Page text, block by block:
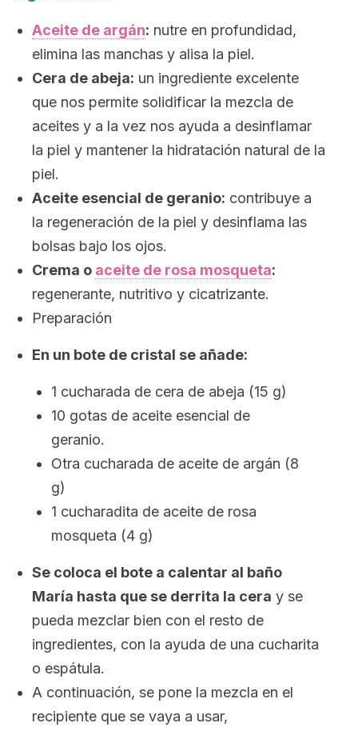
Aceite de argán: nutre en profundidad,
elimina las manchas y alisa la piel.
Cera de abeja: un ingrediente excelente
que nos permite solidificar la mezcla de
aceites y a la vez nos ayuda a desinflamar
la piel y mantener la hidratación natural de la
piel.
Aceite esencial de geranio: contribuye a
la regeneración de la piel y desinflama las
bolsas bajo los ojos.
Crema o aceite de rosa mosqueta:
regenerante, nutritivo y cicatrizante.
Preparación
En un bote de cristal se añade:
1 cucharada de cera de abeja (15 g)
10 gotas de aceite esencial de
geranio.
Otra cucharada de aceite de argán (8
g)
1 cucharadita de aceite de rosa
mosqueta (4 g)
Se coloca el bote a calentar al baño
María hasta que se derrita la cera y se
pueda mezclar bien con el resto de
ingredientes, con la ayuda de una cucharita
o espátula.
A continuación, se pone la mezcla en el
recipiente que se vaya a usar,